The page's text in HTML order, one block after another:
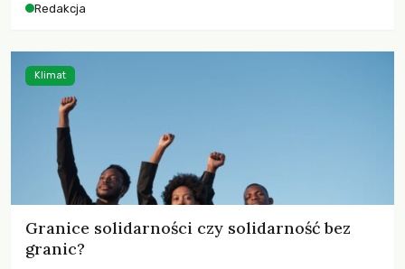
odnotowano największe tąpnięcie ODA w historii. Jakie będą
kryzysami i ubóstwem?
Redakcja
Granice solidarności czy solidarność bez
granic?
Klimat